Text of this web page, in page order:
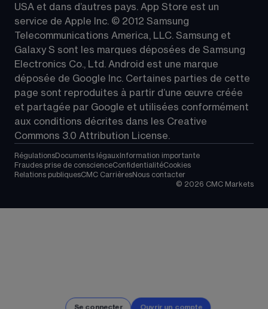
Se connecter Ouvrir un compte
USA et dans d’autres pays. App Store est un
service de Apple Inc. © 2012 Samsung
Telecommunications America, LLC. Samsung et
Galaxy S sont les marques déposées de Samsung
Electronics Co., Ltd. Android est une marque
déposée de Google Inc. Certaines parties de cette
page sont reproduites à partir d’une œuvre créée
et partagée par Google et utilisées conformément
aux conditions décrites dans les Creative
Commons 3.0 Attribution License.
RégulationsDocuments légaux Information importante
Fraudes prise de conscienceConfidentialitéCookies
Relations publiquesCMC CarrièresNous contacter
© 2026 CMC Markets